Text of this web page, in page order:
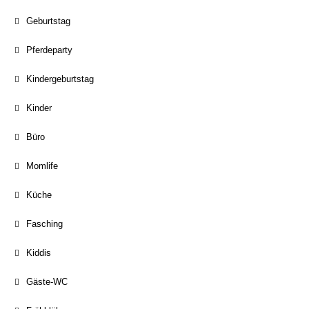
Geburtstag
Pferdeparty
Kindergeburtstag
Kinder
Büro
Momlife
Küche
Fasching
Kiddis
Gäste-WC